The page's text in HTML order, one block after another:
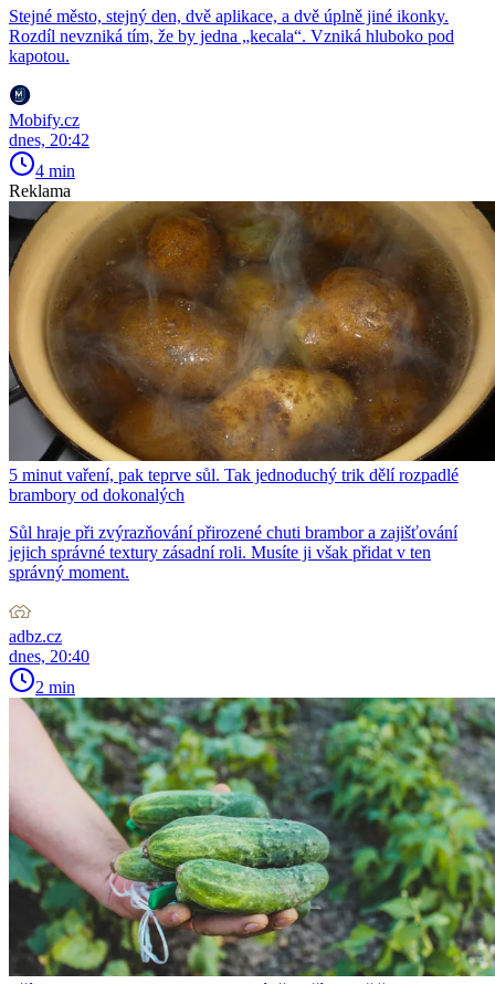
Stejné město, stejný den, dvě aplikace, a dvě úplně jiné ikonky.
Rozdíl nevzniká tím, že by jedna „kecala“. Vzniká hluboko pod
kapotou.
Mobify.cz
dnes, 20:42
4 min
Reklama
5 minut vaření, pak teprve sůl. Tak jednoduchý trik dělí rozpadlé
brambory od dokonalých
Sůl hraje při zvýrazňování přirozené chuti brambor a zajišťování
jejich správné textury zásadní roli. Musíte ji však přidat v ten
správný moment.
adbz.cz
dnes, 20:40
2 min